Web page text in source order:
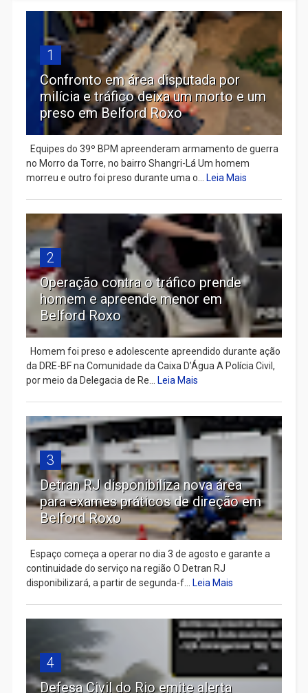
1
Confronto em área disputada por
milícia e tráfico deixa um morto e um
preso em Belford Roxo
Equipes do 39º BPM apreenderam armamento de guerra
no Morro da Torre, no bairro Shangri-Lá Um homem
morreu e outro foi preso durante uma o... Leia Mais
2
Operação contra o tráfico prende
homem e apreende menor em
Belford Roxo
Homem foi preso e adolescente apreendido durante ação
da DRE-BF na Comunidade da Caixa D’Água A Polícia Civil,
por meio da Delegacia de Re... Leia Mais
3
Detran RJ disponibiliza nova área
para exames práticos de direção em
Belford Roxo
Espaço começa a operar no dia 3 de agosto e garante a
continuidade do serviço na região O Detran RJ
disponibilizará, a partir de segunda-f... Leia Mais
4
Defesa Civil do Rio emite alerta